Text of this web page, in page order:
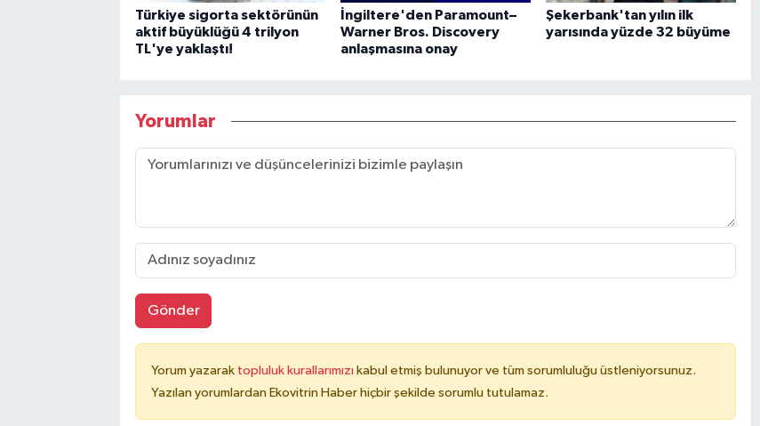
Türkiye sigorta sektörünün
aktif büyüklüğü 4 trilyon
TL'ye yaklaştı!
İngiltere'den Paramount–
Warner Bros. Discovery
anlaşmasına onay
Şekerbank'tan yılın ilk
yarısında yüzde 32 büyüme
Yorumlar
Gönder
Yorum yazarak topluluk kurallarımızı kabul etmiş bulunuyor ve tüm sorumluluğu üstleniyorsunuz.
Yazılan yorumlardan Ekovitrin Haber hiçbir şekilde sorumlu tutulamaz.